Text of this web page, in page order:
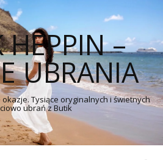
HEPPIN –
UBRANIA
Tysiące oryginalnych i świetnych
ubrań z Butik